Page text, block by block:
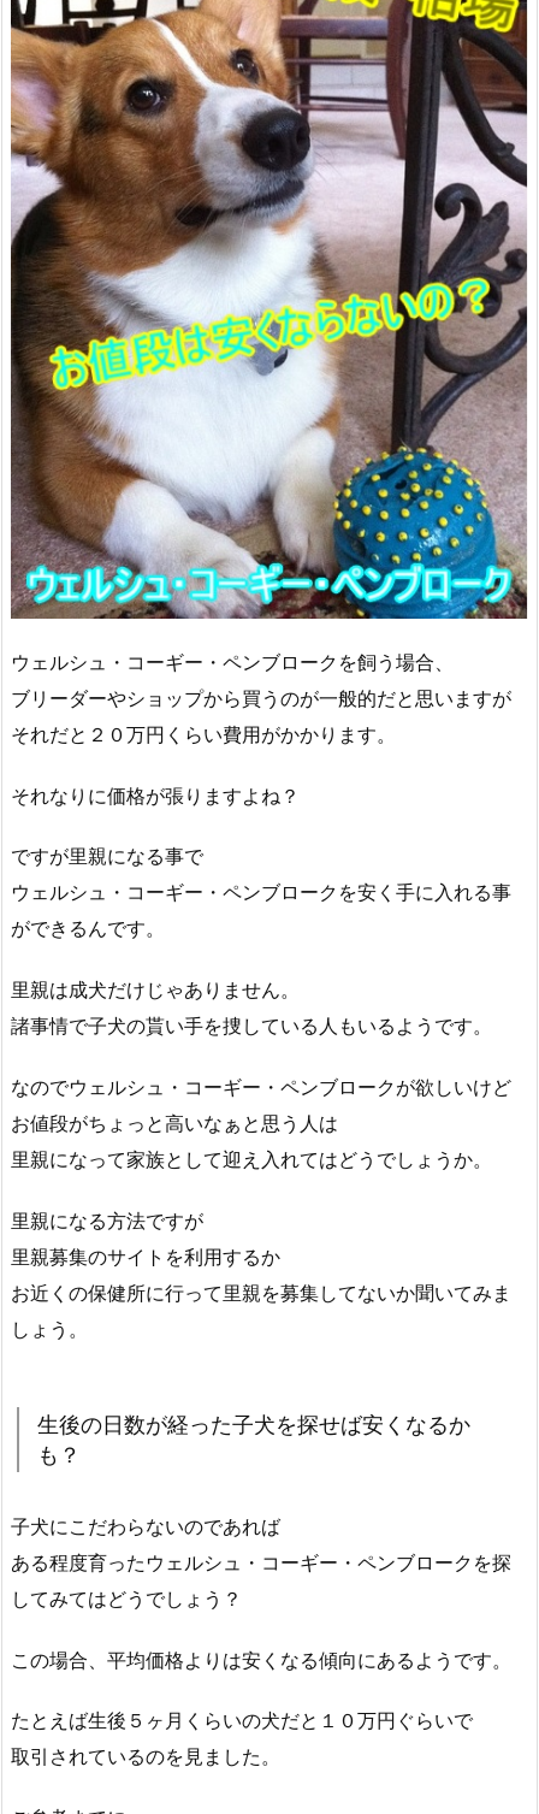
ウェルシュ・コーギー・ペンブロークを飼う場合、
ブリーダーやショップから買うのが一般的だと思いますが
それだと２０万円くらい費用がかかります。
それなりに価格が張りますよね？
ですが里親になる事で
ウェルシュ・コーギー・ペンブロークを安く手に入れる事
ができるんです。
里親は成犬だけじゃありません。
諸事情で子犬の貰い手を捜している人もいるようです。
なのでウェルシュ・コーギー・ペンブロークが欲しいけど
お値段がちょっと高いなぁと思う人は
里親になって家族として迎え入れてはどうでしょうか。
里親になる方法ですが
里親募集のサイトを利用するか
お近くの保健所に行って里親を募集してないか聞いてみま
しょう。
生後の日数が経った子犬を探せば安くなるか
も？
子犬にこだわらないのであれば
ある程度育ったウェルシュ・コーギー・ペンブロークを探
してみてはどうでしょう？
この場合、平均価格よりは安くなる傾向にあるようです。
たとえば生後５ヶ月くらいの犬だと１０万円ぐらいで
取引されているのを見ました。